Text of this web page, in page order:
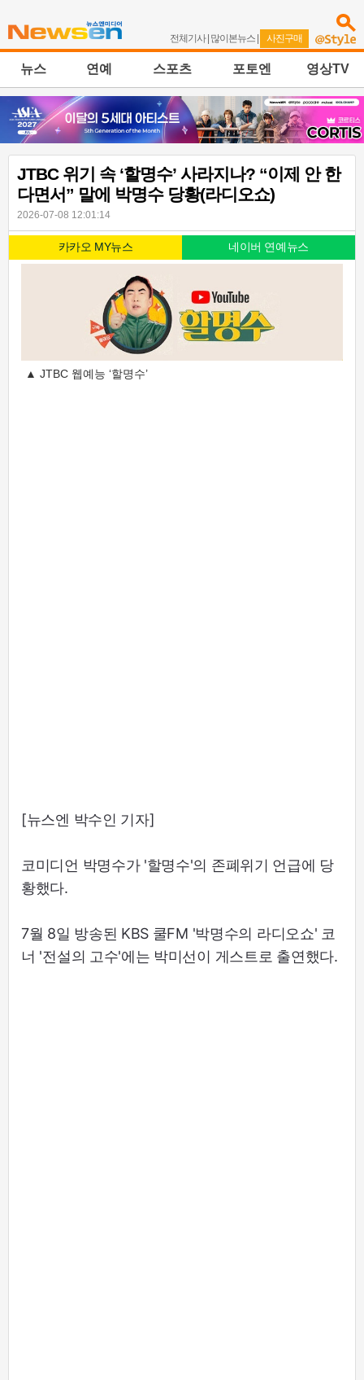
전체기사| 많이본뉴스 | 사진구매
뉴스 연예 스포츠 포토엔 영상TV
JTBC 위기 속 ‘할명수’ 사라지나? “이제 안 한
다면서” 말에 박명수 당황(라디오쇼)
2026-07-08 12:01:14
카카오 MY뉴스 네이버 연예뉴스
▲ JTBC 웹예능 ‘할명수’
[뉴스엔 박수인 기자]
코미디언 박명수가 '할명수'의 존폐위기 언급에 당
황했다.
7월 8일 방송된 KBS 쿨FM '박명수의 라디오쇼' 코
너 '전설의 고수'에는 박미선이 게스트로 출연했다.